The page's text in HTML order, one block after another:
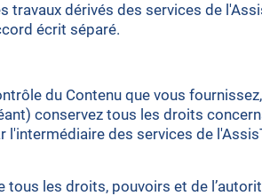
travaux dérivés des services de
écrit séparé.
du Contenu que vous
conservez tous les droits
l'intermédiaire des services de
les droits, pouvoirs et de